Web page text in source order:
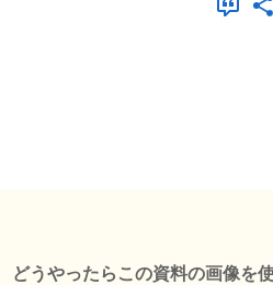
どうやったらこの資料の画像を